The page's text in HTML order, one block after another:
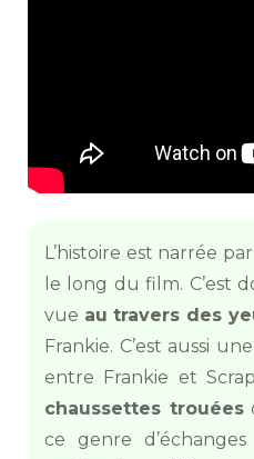
L’histoire est narrée par
le long du film. C’est
vue au travers des
Frankie. C’est aussi
entre Frankie et
chaussettes trouées
ce genre